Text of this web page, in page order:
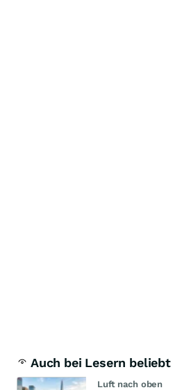
Auch bei Lesern beliebt
Luft nach oben